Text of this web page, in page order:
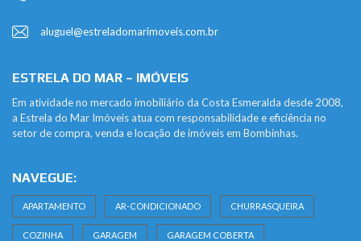
aluguel@estreladomarimoveis.com.br
ESTRELA DO MAR – IMÓVEIS
Em atividade no mercado imobiliário da Costa Esmeralda desde 2008,
a Estrela do Mar Imóveis atua com responsabilidade e eficiência no
setor de compra, venda e locação de imóveis em Bombinhas.
NAVEGUE:
APARTAMENTO AR-CONDICIONADO CHURRASQUEIRA
COZINHA GARAGEM GARAGEM COBERTA